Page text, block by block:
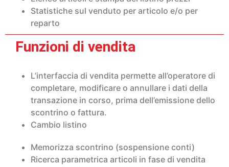
Statistiche sul venduto per articolo e/o per
reparto
Funzioni di vendita
L’interfaccia di vendita permette all’operatore di
completare, modificare o annullare i dati della
transazione in corso, prima dell’emissione dello
scontrino o fattura.
Cambio listino
Memorizza scontrino (sospensione conti)
Ricerca parametrica articoli in fase di vendita